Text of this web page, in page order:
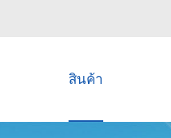
สินค้า